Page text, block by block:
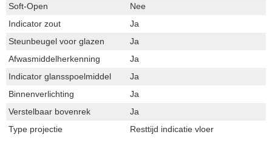
Soft-Open
Nee
Indicator zout
Ja
Steunbeugel voor glazen
Ja
Afwasmiddelherkenning
Ja
Indicator glansspoelmiddel
Ja
Binnenverlichting
Ja
Verstelbaar bovenrek
Ja
Type projectie
Resttijd indicatie vloer